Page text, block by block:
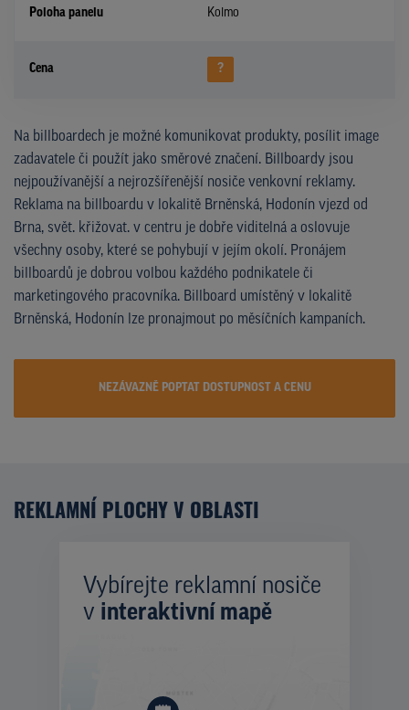
Poloha panelu Kolmo
Cena ?
Na billboardech je možné komunikovat produkty, posílit image
zadavatele či použít jako směrové značení. Billboardy jsou
nejpoužívanější a nejrozšířenější nosiče venkovní reklamy.
Reklama na billboardu v lokalitě Brněnská, Hodonín vjezd od
Brna, svět. křižovat. v centru je dobře viditelná a oslovuje
všechny osoby, které se pohybují v jejím okolí. Pronájem
billboardů je dobrou volbou každého podnikatele či
marketingového pracovníka. Billboard umístěný v lokalitě
Brněnská, Hodonín lze pronajmout po měsíčních kampaních.
NEZÁVAZNĚ POPTAT DOSTUPNOST A CENU
REKLAMNÍ PLOCHY V OBLASTI
Vybírejte reklamní nosiče
v interaktivní mapě